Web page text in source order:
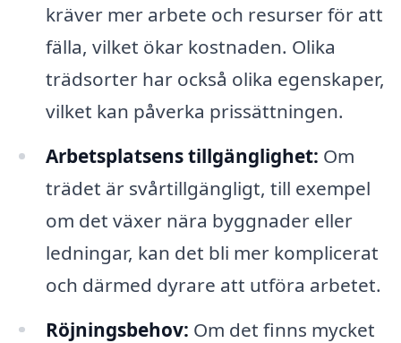
kräver mer arbete och resurser för att
fälla, vilket ökar kostnaden. Olika
trädsorter har också olika egenskaper,
vilket kan påverka prissättningen.
Arbetsplatsens tillgänglighet: Om
trädet är svårtillgängligt, till exempel
om det växer nära byggnader eller
ledningar, kan det bli mer komplicerat
och därmed dyrare att utföra arbetet.
Röjningsbehov: Om det finns mycket